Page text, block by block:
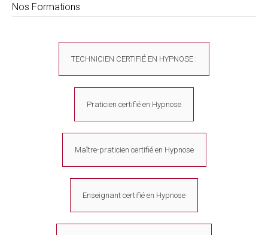
Nos Formations
TECHNICIEN CERTIFIÉ EN HYPNOSE :
Praticien certifié en Hypnose
Maître-praticien certifié en Hypnose
Enseignant certifié en Hypnose